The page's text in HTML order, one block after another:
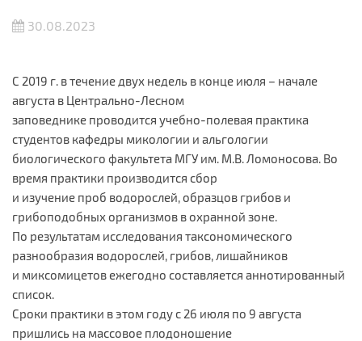
30.08.2023
С 2019 г. в течение двух недель в конце июля – начале
августа в Центрально-Лесном
заповеднике проводится учебно-полевая практика
студентов кафедры микологии и альгологии
биологического факультета МГУ им. М.В. Ломоносова. Во
время практики производится сбор
и изучение проб водорослей, образцов грибов и
грибоподобных организмов в охранной зоне.
По результатам исследования таксономического
разнообразия водорослей, грибов, лишайников
и миксомицетов ежегодно составляется аннотированный
список.
Сроки практики в этом году с 26 июля по 9 августа
пришлись на массовое плодоношение